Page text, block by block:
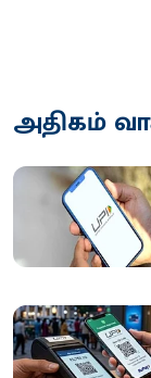
அதிகம்